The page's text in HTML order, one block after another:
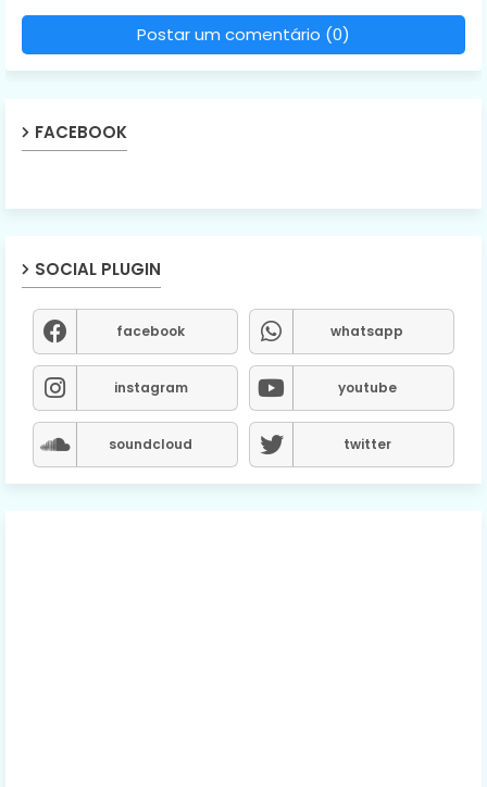
Postar um comentário (0)
FACEBOOK
SOCIAL PLUGIN
facebook whatsapp
instagram youtube
soundcloud twitter